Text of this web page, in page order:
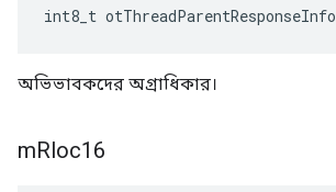
int8_t otThreadParentResponseInfo
অভিভাবকদের অগ্রাধিকার।
mRloc16